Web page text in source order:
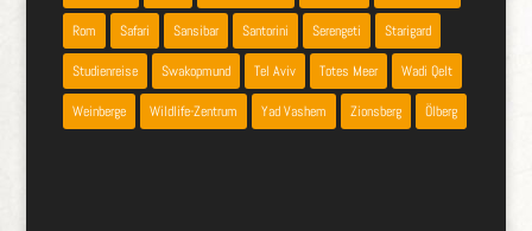
Rom Safari Sansibar Santorini Serengeti Starigard
Studienreise Swakopmund Tel Aviv Totes Meer Wadi Qelt
Weinberge Wildlife-Zentrum Yad Vashem Zionsberg Ölberg